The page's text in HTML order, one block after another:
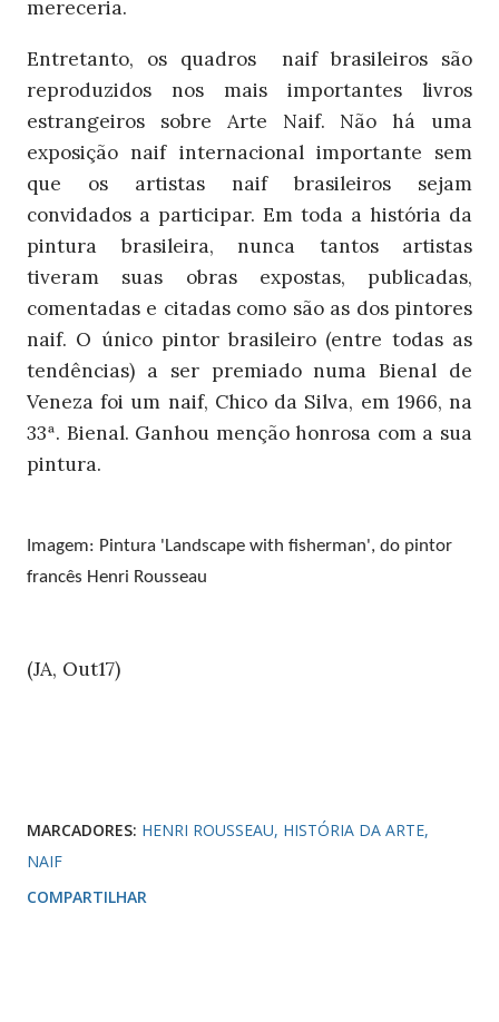
mereceria.
Entretanto, os quadros naif brasileiros são
reproduzidos nos mais importantes livros
estrangeiros sobre Arte Naif. Não há uma
exposição naif internacional importante sem
que os artistas naif brasileiros sejam
convidados a participar. Em toda a história da
pintura brasileira, nunca tantos artistas
tiveram suas obras expostas, publicadas,
comentadas e citadas como são as dos pintores
naif. O único pintor brasileiro (entre todas as
tendências) a ser premiado numa Bienal de
Veneza foi um naif, Chico da Silva, em 1966, na
33ª. Bienal. Ganhou menção honrosa com a sua
pintura.
Imagem: Pintura 'Landscape with fisherman', do pintor
francês Henri Rousseau
(JA, Out17)
MARCADORES: HENRI ROUSSEAU HISTÓRIA DA ARTE
NAIF
COMPARTILHAR